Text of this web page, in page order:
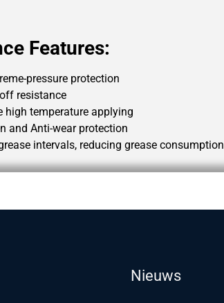
Features:
pressure protection
resistance
high temperature applying
and Anti-wear protection
intervals, reducing grease consumption
Nieuws